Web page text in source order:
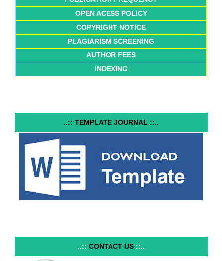
OPEN ACESS POLICY
COPYRIGHT NOTICE
PLAGIARISM SCREENING
AUTHOR FEES
INDEXING
..:: TEMPLATE JOURNAL ::..
..:: CONTACT US ::..